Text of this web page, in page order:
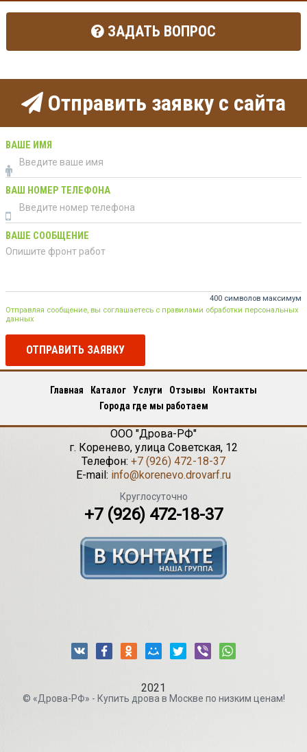
ЗАДАТЬ ВОПРОС
Отправить заявку с сайта
ВАШЕ ИМЯ
ВАШ НОМЕР ТЕЛЕФОНА
ВАШЕ СООБЩЕНИЕ
400 символов максимум
Отправляя сообщение, вы соглашаетесь с правилами обработки персональных
данных
ОТПРАВИТЬ ЗАЯВКУ
Главная Каталог Услуги Отзывы
Контакты
Города где мы работаем
ООО "Дрова-РФ"
г. Коренево, улица Советская, 12
Телефон: +7 (926) 472-18-37
E-mail: info@korenevo.drovarf.ru
Круглосуточно
+7 (926) 472-18-37
2021
© «Дрова-РФ» - Купить дрова в Москве по низким ценам!